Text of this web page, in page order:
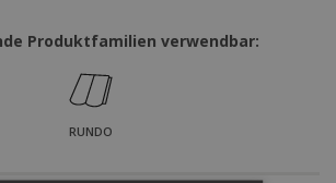
Produktfamilien verwendbar:
RUNDO